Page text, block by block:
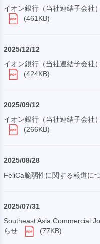
イオン銀行（当社連結子会社
(461KB)
2025/12/12
イオン銀行（当社連結子会社
(424KB)
2025/09/12
イオン銀行（当社連結子会社
(266KB)
2025/08/28
FeliCa脆弱性に関する報道に
2025/07/31
Southeast Asia Commercial
らせ
(77KB)